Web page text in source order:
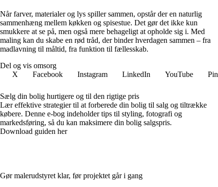
Når farver, materialer og lys spiller sammen, opstår der en naturlig
sammenhæng mellem køkken og spisestue. Det gør det ikke kun
smukkere at se på, men også mere behageligt at opholde sig i. Med
maling kan du skabe en rød tråd, der binder hverdagen sammen – fra
madlavning til måltid, fra funktion til fællesskab.
Del og vis omsorg
X
Facebook Instagram LinkedIn YouTube
Sælg din bolig hurtigere og til den rigtige pris
Lær effektive strategier til at forberede din bolig til salg og tiltrække
købere. Denne e-bog indeholder tips til styling, fotografi og
markedsføring, så du kan maksimere din bolig salgspris.
Download guiden her
Gør malerudstyret klar, før projektet går i gang